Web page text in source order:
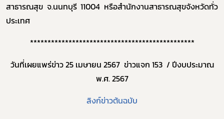
สาธารณสุข จ.นนทบุรี 11004 หรือสำนักงานสาธารณสุขจังหวัดทั่ว
ประเทศ
***********************************************
วันที่เผยแพร่ข่าว 25 เมษายน 2567 ข่าวแจก 153 / ปีงบประมาณ
พ.ศ. 2567
ลิงก์ข่าวต้นฉบับ